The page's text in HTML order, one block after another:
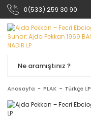
0(533) 259 30 90
Anasayfa PLAK Türkçe LP